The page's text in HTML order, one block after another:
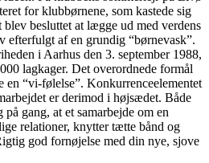
for klubbørnene, som kastede sig
besluttet at lægge ud med verdens
efterfulgt af en grundig “børnevask”.
i Aarhus den 3. september 1988,
lagkager. Det overordnede formål
en “vi-følelse”. Konkurrenceelementet
er derimod i højsædet. Både
gang, at et samarbejde om en
relationer, knytter tætte bånd og
god fornøjelse med din nye, sjove